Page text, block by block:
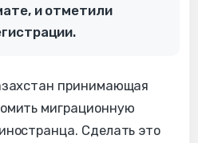
и отметили
принимающая
миграционную
Сделать это